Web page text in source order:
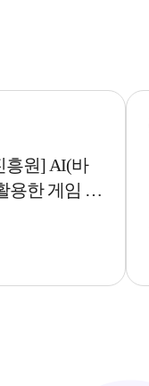
흥원] AI(바
용한 게임 개